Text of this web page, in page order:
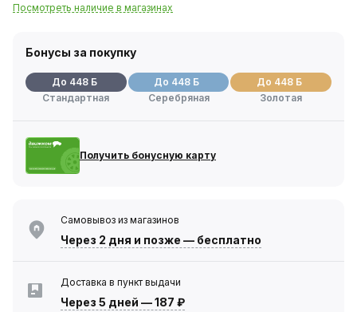
Посмотреть наличие в магазинах
Бонусы за покупку
До 448 Б
Стандартная
До 448 Б
Серебряная
До 448 Б
Золотая
Получить бонусную карту
Самовывоз из магазинов
Через 2 дня и позже — бесплатно
Доставка в пункт выдачи
Через 5 дней —187 ₽